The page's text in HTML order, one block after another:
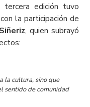
edición tuvo
la participación de
, quien subrayó
la cultura, sino que
sentido de comunidad